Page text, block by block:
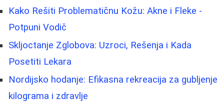
Kako Rešiti Problematičnu Kožu: Akne i Fleke -
Potpuni Vodič
Skljoctanje Zglobova: Uzroci, Rešenja i Kada
Posetiti Lekara
Nordijsko hodanje: Efikasna rekreacija za gubljenje
kilograma i zdravlje